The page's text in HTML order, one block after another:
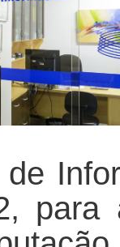
para